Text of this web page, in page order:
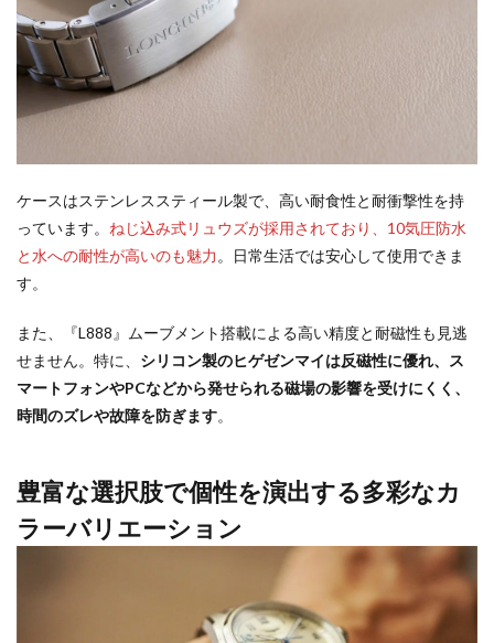
ケースはステンレススティール製で、高い耐食性と耐衝撃性を持
っています。 ねじ込み式リュウズが採用されており、10気圧防水
と水への耐性が高いのも魅力 。日常生活では安心して使用できま
す。
また、『L888』ムーブメント搭載による高い精度と耐磁性も見逃
せません。特に、 シリコン製のヒゲゼンマイは反磁性に優れ、ス
マートフォンやPCなどから発せられる磁場の影響を受けにくく、
時間のズレや故障を防ぎます。
豊富な選択肢で個性を演出する多彩なカ
ラーバリエーション